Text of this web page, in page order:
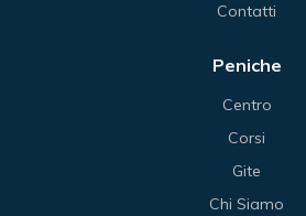
Contatti
Peniche
Centro
Corsi
Gite
Chi Siamo